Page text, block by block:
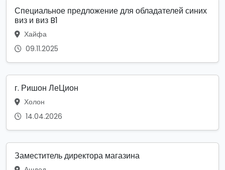
Специальное предложение для обладателей синих
виз и виз B1
Хайфа
09.11.2025
г. Ришон ЛеЦион
Холон
14.04.2026
Заместитель директора магазина